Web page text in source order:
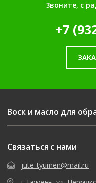
Звоните, с
+7
Воск и масло для
Связаться с нами
jute_tyumen@mail.ru